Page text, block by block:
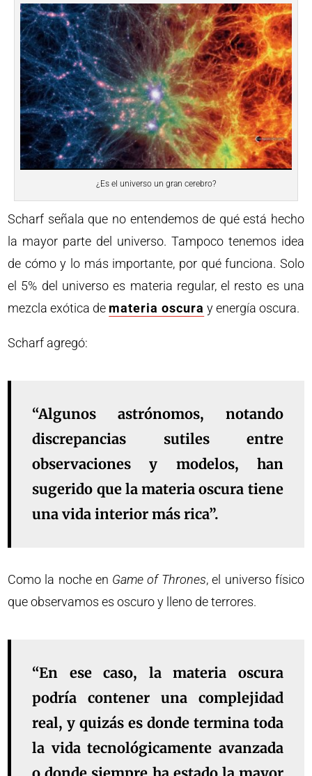
¿Es el universo un gran cerebro?
Scharf señala que no entendemos de qué está hecho
la mayor parte del universo. Tampoco tenemos idea
de cómo y lo más importante, por qué funciona. Solo
el 5% del universo es materia regular, el resto es una
mezcla exótica de materia oscura y energía oscura.
Scharf agregó:
“Algunos astrónomos, notando
discrepancias sutiles entre
observaciones y modelos, han
sugerido que la materia oscura tiene
una vida interior más rica”.
Como la noche en Game of Thrones, el universo físico
que observamos es oscuro y lleno de terrores.
“En ese caso, la materia oscura
podría contener una complejidad
real, y quizás es donde termina toda
la vida tecnológicamente avanzada